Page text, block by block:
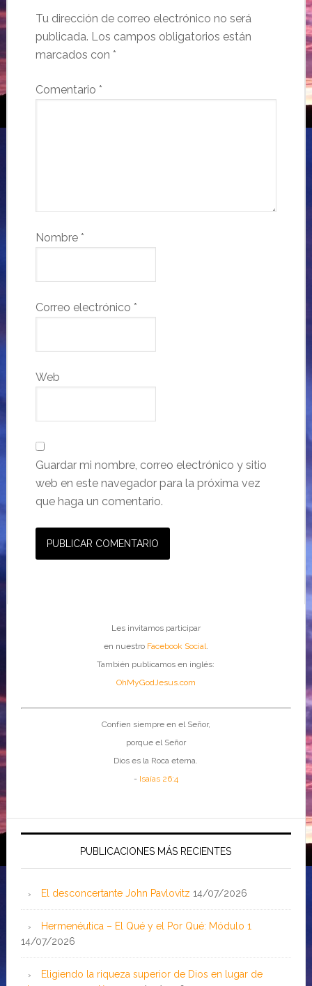
Tu dirección de correo electrónico no será
publicada. Los campos obligatorios están
marcados con *
Comentario *
Nombre *
Correo electrónico *
Web
Guardar mi nombre, correo electrónico y sitio
web en este navegador para la próxima vez
que haga un comentario.
Les invitamos participar
en nuestro Facebook Social.
También publicamos en inglés:
OhMyGodJesus.com
Confíen siempre en el Señor,
porque el Señor
Dios es la Roca eterna.
- Isaías 26:4
PUBLICACIONES MÁS RECIENTES
El desconcertante John Pavlovitz 14/07/2026
Hermenéutica – El Qué y el Por Qué: Módulo 1
14/07/2026
Eligiendo la riqueza superior de Dios en lugar de